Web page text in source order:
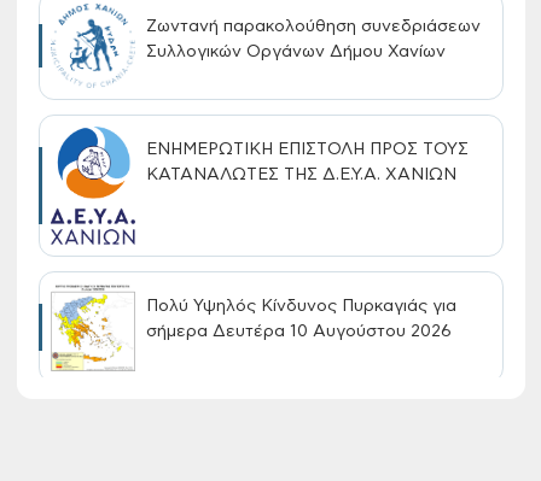
Ζωντανή παρακολούθηση συνεδριάσεων
Συλλογικών Οργάνων Δήμου Χανίων
ΕΝΗΜΕΡΩΤΙΚΗ ΕΠΙΣΤΟΛΗ ΠΡΟΣ ΤΟΥΣ
ΚΑΤΑΝΑΛΩΤΕΣ ΤΗΣ Δ.Ε.Υ.Α. ΧΑΝΙΩΝ
Πολύ Υψηλός Κίνδυνος Πυρκαγιάς για
σήμερα Δευτέρα 10 Αυγούστου 2026